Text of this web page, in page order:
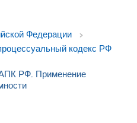
Федерации
кодекс РФ
РФ. Применение